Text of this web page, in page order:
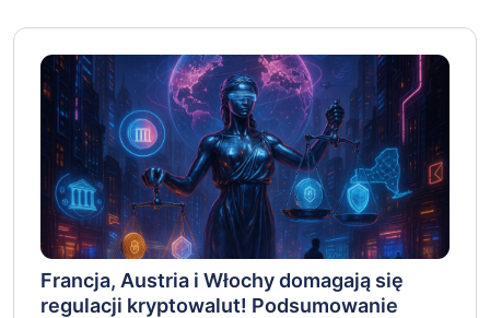
Francja, Austria i Włochy domagają się
regulacji kryptowalut! Podsumowanie